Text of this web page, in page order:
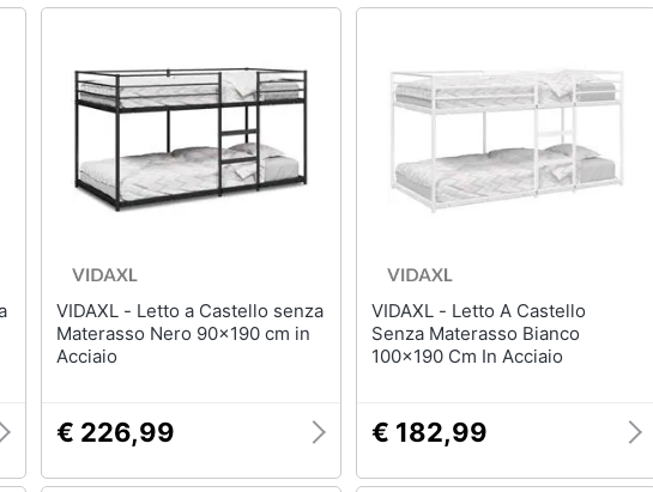
Vedi tutti Vedi tutti Vedi tutti
Bagno
Box doccia
Vasca da bagno
Vedi tutti
Ingresso
Scarpiera
Mobili ingresso
Mobili
Divani
Divano letto
Tessili
Tende
Illuminazione
Lampadari
Piscine
VIDAXL - Letto a Castello senza
Materasso Nero 90x190 cm in
Acciaio
€ 226,99
VIDAXL - Letto A Castello
Senza Materasso Bianco
100x190 Cm In Acciaio
€ 182,99